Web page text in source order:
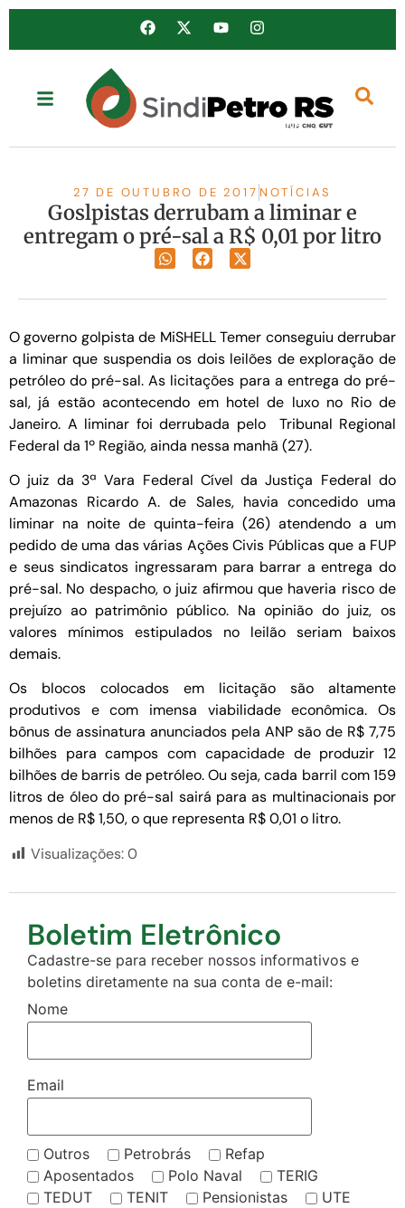
27 DE OUTUBRO DE 2017 NOTÍCIAS
Goslpistas derrubam a liminar e
entregam o pré-sal a R$ 0,01 por litro
O governo golpista de MiSHELL Temer conseguiu derrubar
a liminar que suspendia os dois leilões de exploração de
petróleo do pré-sal. As licitações para a entrega do pré-
sal, já estão acontecendo em hotel de luxo no Rio de
Janeiro. A liminar foi derrubada pelo Tribunal Regional
Federal da 1º Região, ainda nessa manhã (27).
O juiz da 3ª Vara Federal Cível da Justiça Federal do
Amazonas Ricardo A. de Sales, havia concedido uma
liminar na noite de quinta-feira (26) atendendo a um
pedido de uma das várias Ações Civis Públicas que a FUP
e seus sindicatos ingressaram para barrar a entrega do
pré-sal. No despacho, o juiz afirmou que haveria risco de
prejuízo ao patrimônio público. Na opinião do juiz, os
valores mínimos estipulados no leilão seriam baixos
demais.
Os blocos colocados em licitação são altamente
produtivos e com imensa viabilidade econômica. Os
bônus de assinatura anunciados pela ANP são de R$ 7,75
bilhões para campos com capacidade de produzir 12
bilhões de barris de petróleo. Ou seja, cada barril com 159
litros de óleo do pré-sal sairá para as multinacionais por
menos de R$ 1,50, o que representa R$ 0,01 o litro.
Visualizações:0
Boletim Eletrônico
Cadastre-se para receber nossos informativos e
boletins diretamente na sua conta de e-mail:
Nome
Email
Outros Petrobrás
Refap
Aposentados
Polo Naval
TERIG
TEDUT
TENIT Pensionistas
UTE